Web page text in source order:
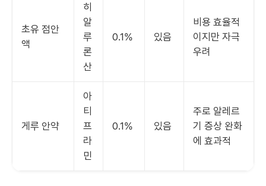
초유 점안
액
히
알
루
론
산
0.1% 있음
비용 효율적
이지만 자극
우려
게루 안약
아
티
프
라
민
0.1% 있음
주로 알레르
기 증상 완화
에 효과적